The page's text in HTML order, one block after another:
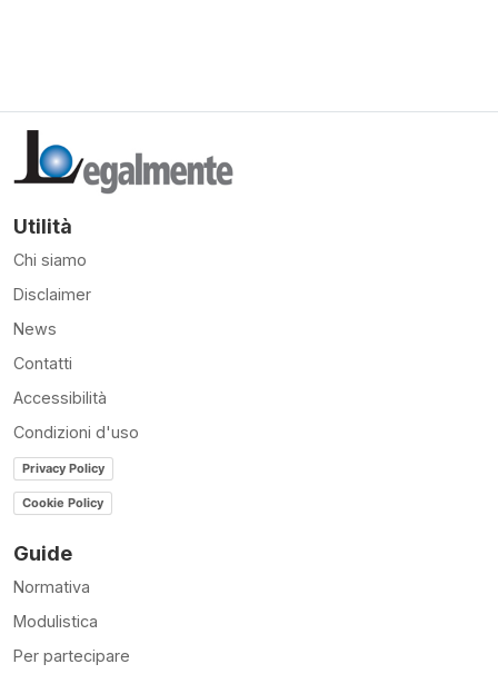
Utilità
Chi siamo
Disclaimer
News
Contatti
Accessibilità
Condizioni d'uso
Privacy Policy
Cookie Policy
Guide
Normativa
Modulistica
Per partecipare